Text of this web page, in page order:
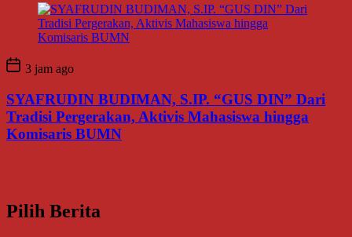
3 jam ago
SYAFRUDIN BUDIMAN, S.IP. “GUS DIN” Dari
Tradisi Pergerakan, Aktivis Mahasiswa hingga
Komisaris BUMN
Pilih Berita